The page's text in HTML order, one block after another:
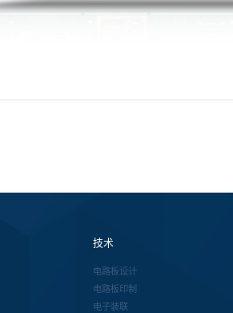
技术
电路板设计
电路板印制
电子装联